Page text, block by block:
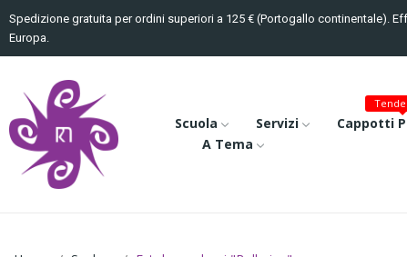
Spedizione gratuita per ordini superiori a 125 € (Portogallo continentale).
Europa.
Scuola Servizi Cappotti
A Tema